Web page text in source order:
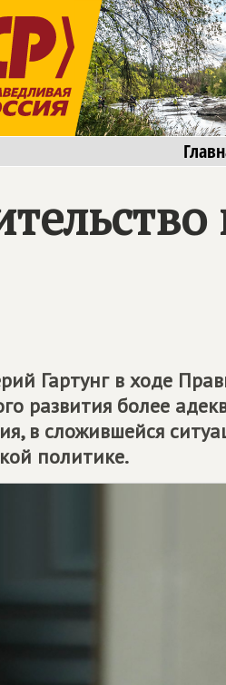
Гартунг в ходе
развития более
в сложившейся
политике.